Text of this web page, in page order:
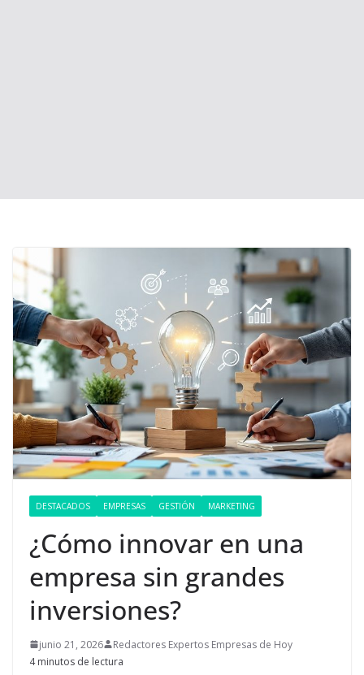
DESTACADOS EMPRESAS GESTIÓN MARKETING
¿Cómo innovar en una
empresa sin grandes
inversiones?
junio 21, 2026
Redactores Expertos Empresas de Hoy
4 minutos de lectura